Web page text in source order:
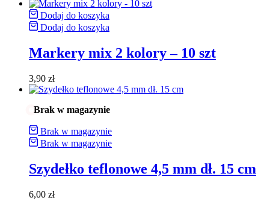
Dodaj do koszyka
Dodaj do koszyka
Markery mix 2 kolory – 10 szt
3,90 zł
Brak w magazynie
Brak w magazynie
Brak w magazynie
Szydełko teflonowe 4,5 mm dł. 15 cm
6,00 zł